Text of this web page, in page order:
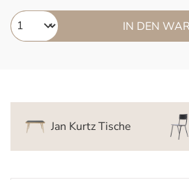
IN DEN
Jan Kurtz Tische